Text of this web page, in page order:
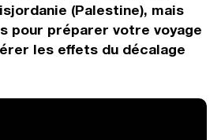
(Palestine), mais
pour préparer votre voyage
les effets du décalage